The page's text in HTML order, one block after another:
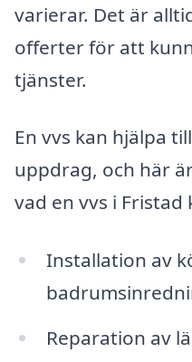
varierar. Det är
offerter för att
tjänster.
En vvs kan hjälpa
uppdrag, och här
vad en vvs i Fristad
Installation av
Reparation av